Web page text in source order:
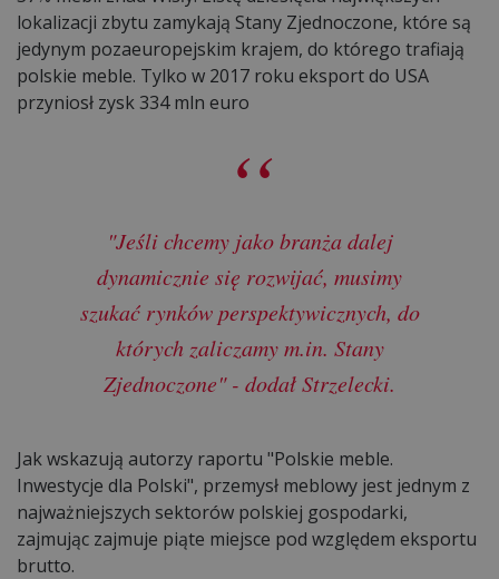
lokalizacji zbytu zamykają Stany Zjednoczone, które są
jedynym pozaeuropejskim krajem, do którego trafiają
polskie meble. Tylko w 2017 roku eksport do USA
przyniosł zysk 334 mln euro
"Jeśli chcemy jako branża dalej
dynamicznie się rozwijać, musimy
szukać rynków perspektywicznych, do
których zaliczamy m.in. Stany
Zjednoczone" - dodał Strzelecki.
Jak wskazują autorzy raportu "Polskie meble.
Inwestycje dla Polski", przemysł meblowy jest jednym z
najważniejszych sektorów polskiej gospodarki,
zajmując zajmuje piąte miejsce pod względem eksportu
brutto.